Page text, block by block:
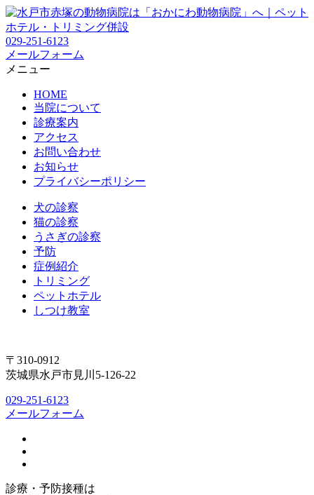
029-251-6123
メールフォーム
メニュー
HOME
当院について
診療案内
アクセス
お問い合わせ
お知らせ
プライバシーポリシー
犬の診察
猫の診察
うさぎの診察
予防
症例紹介
トリミング
ペットホテル
しつけ教室
〒310-0912
茨城県水戸市見川5-126-22
029-251-6123
メールフォーム
診療・予防接種は